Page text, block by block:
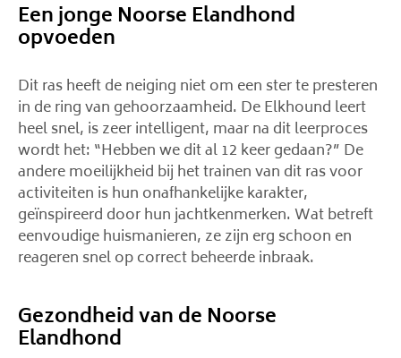
Een jonge Noorse Elandhond
opvoeden
Dit ras heeft de neiging niet om een ​​ster te presteren
in de ring van gehoorzaamheid. De Elkhound leert
heel snel, is zeer intelligent, maar na dit leerproces
wordt het: “Hebben we dit al 12 keer gedaan?” De
andere moeilijkheid bij het trainen van dit ras voor
activiteiten is hun onafhankelijke karakter,
geïnspireerd door hun jachtkenmerken. Wat betreft
eenvoudige huismanieren, ze zijn erg schoon en
reageren snel op correct beheerde inbraak.
Gezondheid van de Noorse
Elandhond